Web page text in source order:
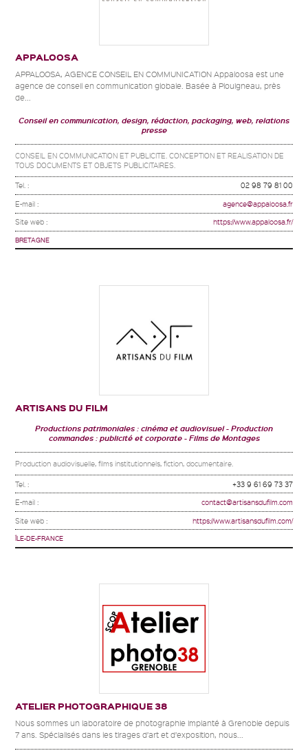
APPALOOSA
APPALOOSA, AGENCE CONSEIL EN COMMUNICATION Appaloosa est une
agence de conseil en communication globale. Basée à Plouigneau, près
de...
Conseil en communication, design, rédaction, packaging, web, relations
presse
CONSEIL EN COMMUNICATION ET PUBLICITE. CONCEPTION ET REALISATION DE
TOUS DOCUMENTS ET OBJETS PUBLICITAIRES.
Tel. : 02 98 79 81 00
E-mail : agence@appaloosa.fr
Site web : https://www.appaloosa.fr/
BRETAGNE
ARTISANS DU FILM
Productions patrimoniales : cinéma et audiovisuel
Production
commandes : publicité et corporate
Films de Montages
Production audiovisuelle, films institutionnels, fiction, documentaire.
Tel. : +33 9 61 69 73 37
E-mail : contact@artisansdufilm.com
Site web : https://www.artisansdufilm.com/
ÎLE-DE-FRANCE
ATELIER PHOTOGRAPHIQUE 38
Nous sommes un laboratoire de photographie implanté à Grenoble depuis
7 ans. Spécialisés dans les tirages d’art et d’exposition, nous...